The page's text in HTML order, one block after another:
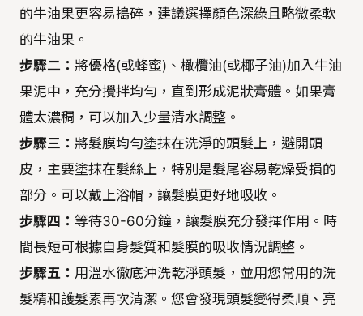
的牛油果更容易搗碎，建議選擇顏色深綠且略微柔軟
的牛油果。
步驟二： 將優格(或蜂蜜)、橄欖油(或椰子油)加入牛油
果泥中，充分攪拌均勻，直到形成泥狀膏體。如果膏
體太濃稠，可以加入少量清水調整。
步驟三： 將髮膜均勻塗抹在洗淨的頭髮上，避開頭
皮，主要塗抹在髮絲上，特別是髮尾容易乾燥受損的
部分。可以戴上浴帽，讓髮膜更好地吸收。
步驟四： 等待30-60分鐘，讓髮膜充分發揮作用。時
間長短可根據自身髮質和髮膜的吸收情況調整。
步驟五： 用溫水徹底沖洗乾淨頭髮，並用您常用的洗
髮精和護髮素再次清潔。您會發現頭髮變得柔順、亮